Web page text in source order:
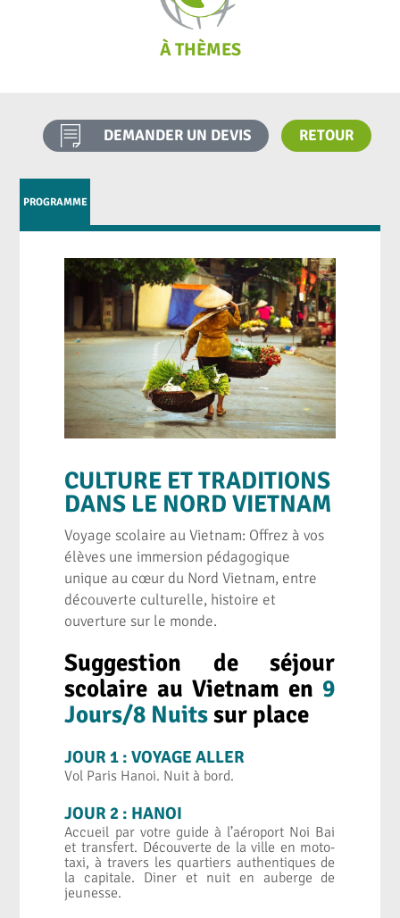
À THÈMES
DEMANDER UN DEVIS RETOUR
PROGRAMME
CULTURE ET TRADITIONS
DANS LE NORD VIETNAM
Voyage scolaire au Vietnam: Offrez à vos
élèves une immersion pédagogique
unique au cœur du Nord Vietnam, entre
découverte culturelle, histoire et
ouverture sur le monde.
Suggestion de séjour
scolaire au Vietnam en 9
Jours/8 Nuitssur place
JOUR 1 : VOYAGE ALLER
Vol Paris Hanoi. Nuit à bord.
JOUR 2 : HANOI
Accueil par votre guide à l’aéroport Noi Bai
et transfert. Découverte de la ville en moto-
taxi, à travers les quartiers authentiques de
la capitale. Diner et nuit en auberge de
jeunesse.